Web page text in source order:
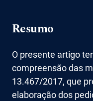
Resumo
O presente artigo
compreensão das
13.467/2017, que
elaboração dos